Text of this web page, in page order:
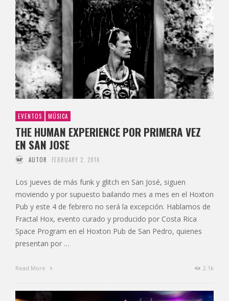
EVENTOS MÚSICA
THE HUMAN EXPERIENCE POR PRIMERA VEZ
EN SAN JOSE
AUTOR FEBRUARY 2, 2016
Los jueves de más funk y glitch en San José, siguen
moviendo y por supuesto bailando mes a mes en el Hoxton
Pub y este 4 de febrero no será la excepción. Hablamos de
Fractal Hox, evento curado y producido por Costa Rica
Space Program en el Hoxton Pub de San Pedro, quienes
presentan por …
Read More 2.1k